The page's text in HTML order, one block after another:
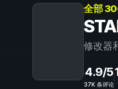
全部
修改器
4.9/5
37K 条评论